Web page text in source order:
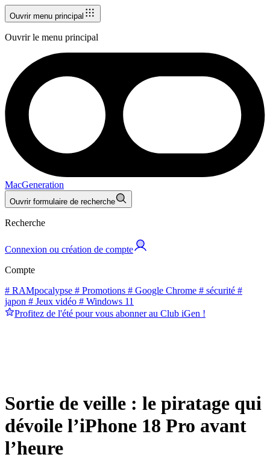
Ouvrir menu principal
Ouvrir le menu principal
MacGeneration
Ouvrir formulaire de recherche
Recherche
Connexion ou création de compte
Compte
# RAMpocalypse # Promotions # Google Chrome # sécurité #
japon # Jeux vidéo # Windows 11
Profitez de l'été pour vous abonner au Club iGen !
Sortie de veille : le piratage qui
dévoile l’iPhone 18 Pro avant
l’heure